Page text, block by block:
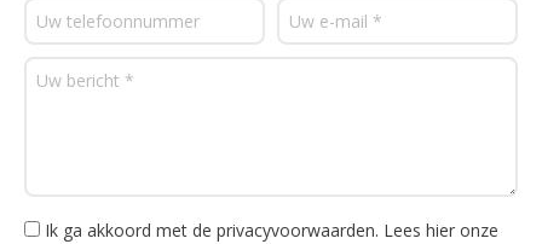
Ik ga akkoord met de privacyvoorwaarden. Lees hier onze